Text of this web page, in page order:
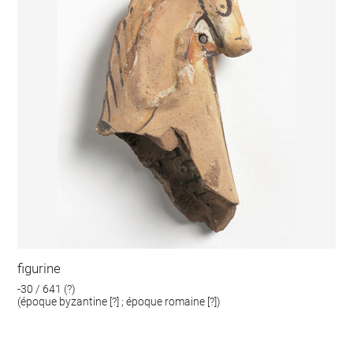
figurine
-30 / 641 (?)
(époque byzantine [?] ; époque romaine [?])